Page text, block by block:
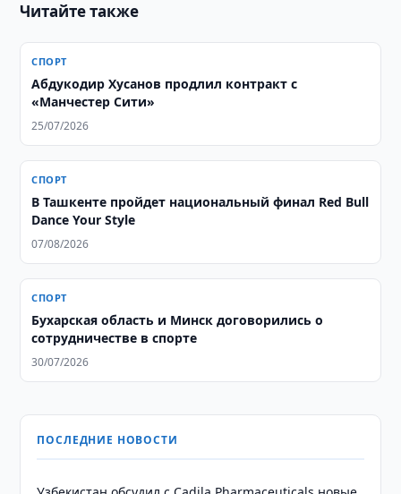
Читайте также
СПОРТ
Абдукодир Хусанов продлил контракт с
«Манчестер Сити»
25/07/2026
СПОРТ
В Ташкенте пройдет национальный финал Red Bull
Dance Your Style
07/08/2026
СПОРТ
Бухарская область и Минск договорились о
сотрудничестве в спорте
30/07/2026
ПОСЛЕДНИЕ НОВОСТИ